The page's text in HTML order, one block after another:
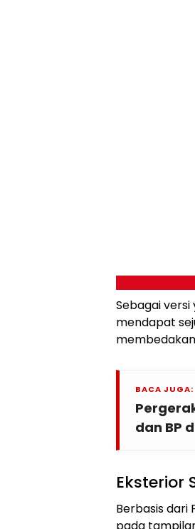
Sebagai
mendapat
BACA JUGA:
dan BP
Eksterior
Berbasis dari